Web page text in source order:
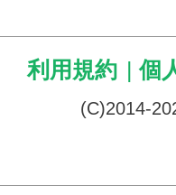
利用規約 | 個
(C)2014-